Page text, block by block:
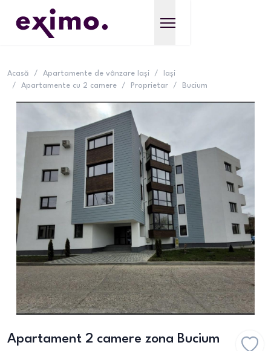
Acasă / Apartamente de vânzare Iași /
Iași
/
Apartamente cu 2 camere / Proprietar / Bucium
Apartament 2 camere zona Bucium